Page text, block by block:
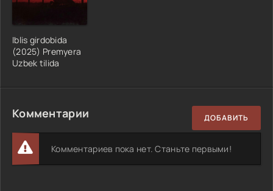
Iblis girdobida
(2025) Premyera
Uzbek tilida
Комментарии ДОБАВИТЬ
Комментариев пока нет. Станьте первыми!